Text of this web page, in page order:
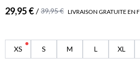
29,95 € / 39,95 € LIVRAISON GRATUITE EN
XS S M L XL